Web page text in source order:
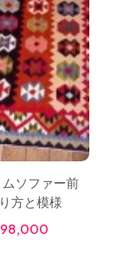
ソファー前
方と模様